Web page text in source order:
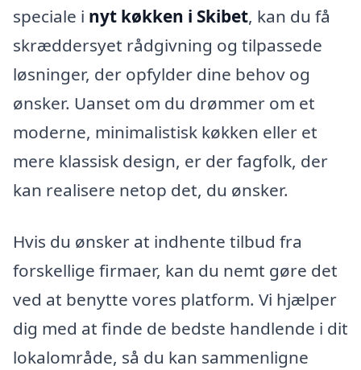
speciale i nyt køkken i Skibet, kan du få
skræddersyet rådgivning og tilpassede
løsninger, der opfylder dine behov og
ønsker. Uanset om du drømmer om et
moderne, minimalistisk køkken eller et
mere klassisk design, er der fagfolk, der
kan realisere netop det, du ønsker.
Hvis du ønsker at indhente tilbud fra
forskellige firmaer, kan du nemt gøre det
ved at benytte vores platform. Vi hjælper
dig med at finde de bedste handlende i dit
lokalområde, så du kan sammenligne